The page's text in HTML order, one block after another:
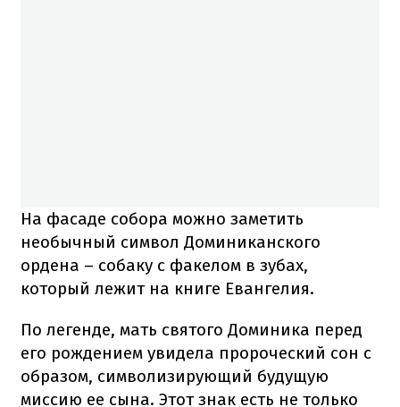
На фасаде собора можно заметить
необычный символ Доминиканского
ордена – собаку с факелом в зубах,
который лежит на книге Евангелия.
По легенде, мать святого Доминика перед
его рождением увидела пророческий сон с
образом, символизирующий будущую
миссию ее сына. Этот знак есть не только